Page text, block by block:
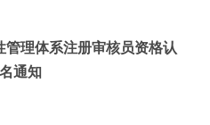
理体系注册审核员资格认
通知